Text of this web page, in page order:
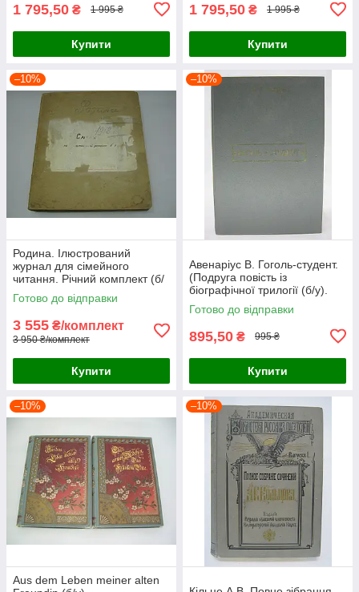
1 795,50 ₴ 1 995 ₴
Купити
1 795,50 ₴ 1 995 ₴
Купити
–10%
Родина. Ілюстрований
журнал для сімейного
читання. Річний комплект (б/
у).
Готово до відправки
3 555 ₴/комплект
3 950 ₴/комплект
Купити
–10%
Авенаріус В. Гоголь-студент.
(Подруга повість із
біографічної трилогії (б/у).
Готово до відправки
895,50 ₴ 995 ₴
Купити
–10%
Aus dem Leben meiner alten
–10%